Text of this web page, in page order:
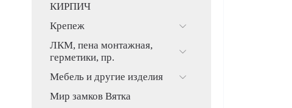
КИРПИЧ
Крепеж
ЛКМ, пена монтажная,
герметики, пр.
Мебель и другие изделия
Мир замков Вятка